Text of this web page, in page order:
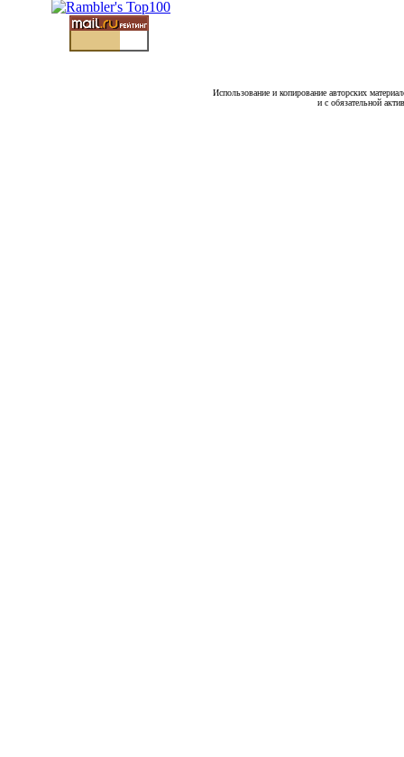
Использование и копирование авторских
и с обязательной